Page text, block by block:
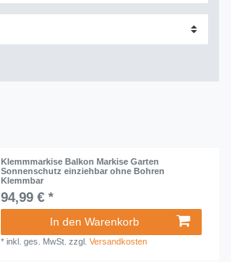
Klemmmarkise Balkon Markise Garten
Sonnenschutz einziehbar ohne Bohren
Klemmbar
94,99 € *
In den Warenkorb
*inkl. ges. MwSt. zzgl.Versandkosten